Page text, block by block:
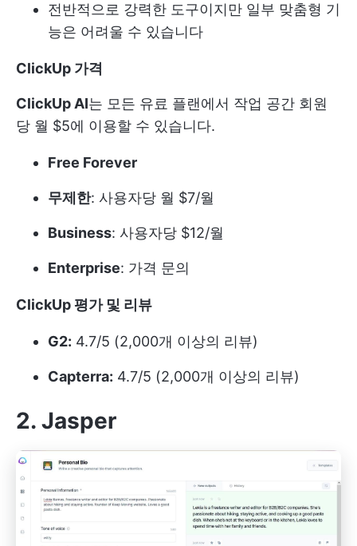
전반적으로 강력한 도구이지만 일부 맞춤형 기
능은 어려울 수 있습니다
ClickUp 가격
ClickUp AI는 모든 유료 플랜에서 작업 공간 회원
당 월 $5에 이용할 수 있습니다.
Free Forever
무제한: 사용자당 월 $7/월
Business: 사용자당 $12/월
Enterprise: 가격 문의
ClickUp 평가 및 리뷰
G2: 4.7/5 (2,000개 이상의 리뷰)
Capterra: 4.7/5 (2,000개 이상의 리뷰)
2. Jasper